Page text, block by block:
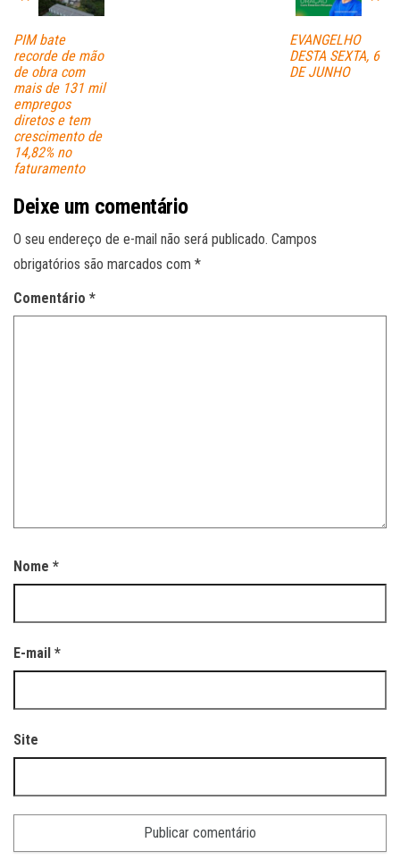
PIM bate
recorde de mão
de obra com
mais de 131 mil
empregos
diretos e tem
crescimento de
14,82% no
faturamento
EVANGELHO
DESTA SEXTA, 6
DE JUNHO
Deixe um comentário
O seu endereço de e-mail não será publicado. Campos
obrigatórios são marcados com *
Comentário *
Nome *
E-mail *
Site